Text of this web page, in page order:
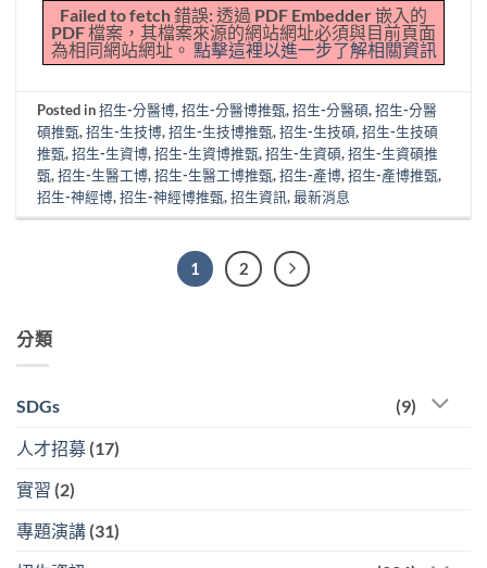
Failed to fetch 錯誤: 透過 PDF Embedder 嵌入的
PDF 檔案，其檔案來源的網站網址必須與目前頁面
為相同網站網址。 點擊這裡以進一步了解相關資訊
Posted in招生-分醫博,招生-分醫博推甄,招生-分醫碩,招生-分醫
碩推甄,招生-生技博,招生-生技博推甄,招生-生技碩,招生-生技碩
推甄,招生-生資博,招生-生資博推甄,招生-生資碩,招生-生資碩推
甄,招生-生醫工博,招生-生醫工博推甄,招生-產博,招生-產博推甄,
招生-神經博,招生-神經博推甄,招生資訊,最新消息
1 2
分類
SDGs (9)
人才招募 (17)
實習 (2)
專題演講 (31)